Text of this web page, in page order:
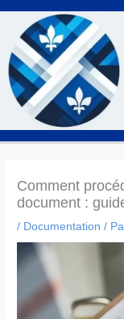
Aller
contenu
Comment
document :
/ Documentation /